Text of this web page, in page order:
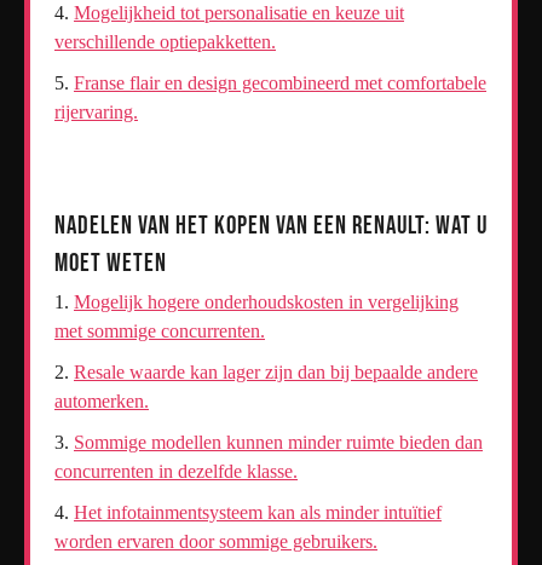
Mogelijkheid tot personalisatie en keuze uit
verschillende optiepakketten.
Franse flair en design gecombineerd met comfortabele
rijervaring.
Nadelen van het Kopen van een Renault: Wat U
Moet Weten
Mogelijk hogere onderhoudskosten in vergelijking
met sommige concurrenten.
Resale waarde kan lager zijn dan bij bepaalde andere
automerken.
Sommige modellen kunnen minder ruimte bieden dan
concurrenten in dezelfde klasse.
Het infotainmentsysteem kan als minder intuïtief
worden ervaren door sommige gebruikers.